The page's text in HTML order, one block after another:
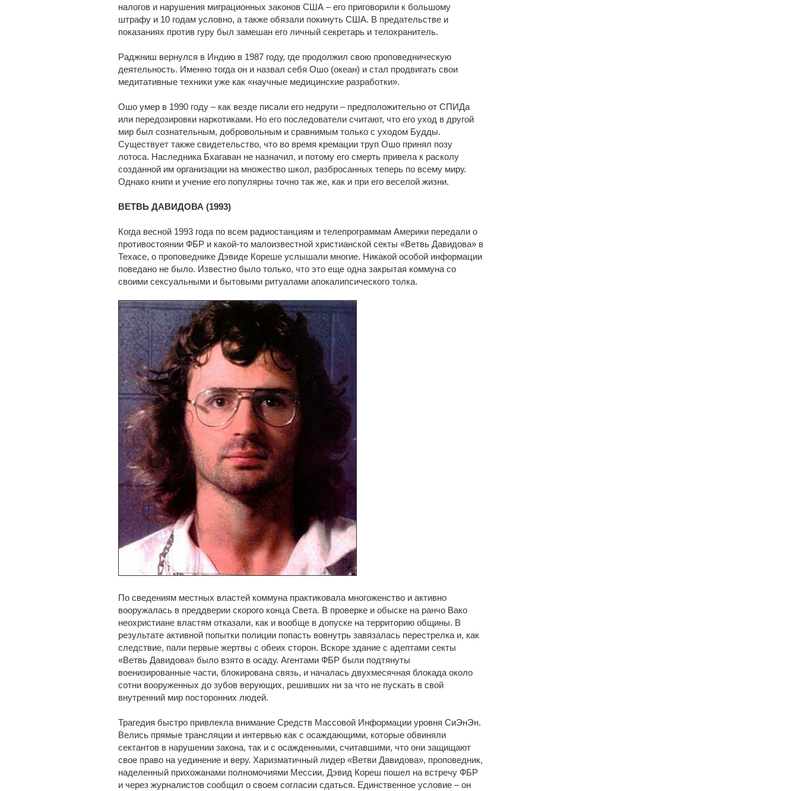
налогов и нарушения миграционных законов США – его приговорили к большому
штрафу и 10 годам условно, а также обязали покинуть США. В предательстве и
показаниях против гуру был замешан его личный секретарь и телохранитель.
Раджниш вернулся в Индию в 1987 году, где продолжил свою проповедническую
деятельность. Именно тогда он и назвал себя Ошо (океан) и стал продвигать свои
медитативные техники уже как «научные медицинские разработки».
Ошо умер в 1990 году – как везде писали его недруги – предположительно от СПИДа
или передозировки наркотиками. Но его последователи считают, что его уход в другой
мир был сознательным, добровольным и сравнимым только с уходом Будды.
Существует также свидетельство, что во время кремации труп Ошо принял позу
лотоса. Наследника Бхагаван не назначил, и потому его смерть привела к расколу
созданной им организации на множество школ, разбросанных теперь по всему миру.
Однако книги и учение его популярны точно так же, как и при его веселой жизни.
ВЕТВЬ ДАВИДОВА (1993)
Когда весной 1993 года по всем радиостанциям и телепрограммам Америки передали о
противостоянии ФБР и какой-то малоизвестной христианской секты «Ветвь Давидова» в
Техасе, о проповеднике Дэвиде Кореше услышали многие. Никакой особой информации
поведано не было. Известно было только, что это еще одна закрытая коммуна со
своими сексуальными и бытовыми ритуалами апокалипсического толка.
По сведениям местных властей коммуна практиковала многоженство и активно
вооружалась в преддверии скорого конца Света. В проверке и обыске на ранчо Вако
неохристиане властям отказали, как и вообще в допуске на территорию общины. В
результате активной попытки полиции попасть вовнутрь завязалась перестрелка и, как
следствие, пали первые жертвы с обеих сторон. Вскоре здание с адептами секты
«Ветвь Давидова» было взято в осаду. Агентами ФБР были подтянуты
военизированные части, блокирована связь, и началась двухмесячная блокада около
сотни вооруженных до зубов верующих, решивших ни за что не пускать в свой
внутренний мир посторонних людей.
Трагедия быстро привлекла внимание Средств Массовой Информации уровня СиЭнЭн.
Велись прямые трансляции и интервью как с осаждающими, которые обвиняли
сектантов в нарушении закона, так и с осажденными, считавшими, что они защищают
свое право на уединение и веру. Харизматичный лидер «Ветви Давидова», проповедник,
наделенный прихожанами полномочиями Мессии, Дэвид Кореш пошел на встречу ФБР
и через журналистов сообщил о своем согласии сдаться. Единственное условие – он